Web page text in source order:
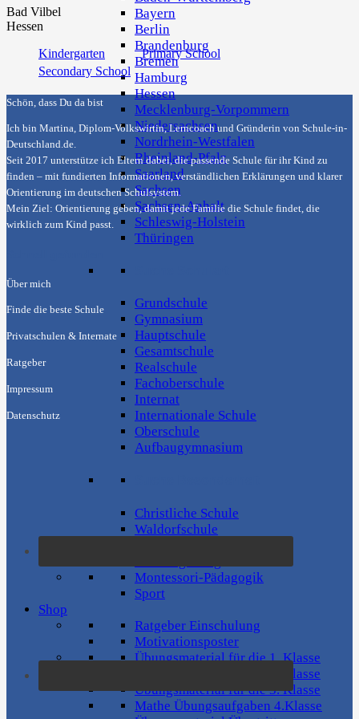
Bayern
Berlin
Brandenburg
Bremen
Hamburg
Hessen
Mecklenburg-Vorpommern
Niedersachsen
Nordrhein-Westfalen
Rheinland-Pfalz
Saarland
Sachsen
Sachsen-Anhalt
Schleswig-Holstein
Thüringen
Grundschule
Gymnasium
Hauptschule
Gesamtschule
Realschule
Fachoberschule
Internat
Internationale Schule
Oberschule
Aufbaugymnasium
Christliche Schule
Waldorfschule
Montessori-Pädagogik
Sport
Shop
Ratgeber Einschulung
Motivationsposter
Übungsmaterial für die 1. Klasse
Übungsmaterial für die 2. Klasse
Übungsmaterial für die 3. Klasse
Mathe Übungsaufgaben 4.Klasse
Bad Vilbel
Hessen
Kindergarten
Primary School
Secondary School
Schön, dass Du da bist
Ich bin Martina, Diplom-Volkswirtin, Lerncoach und Gründerin von Schule-in-
Deutschland.de.
Seit 2017 unterstütze ich Eltern dabei, die passende Schule für ihr Kind zu
finden – mit fundierten Informationen, verständlichen Erklärungen und klarer
Orientierung im deutschen Schulsystem.
Mein Ziel: Orientierung geben, damit jede Familie die Schule findet, die
wirklich zum Kind passt.
Über mich
Finde die beste Schule
Privatschulen & Internate
Ratgeber
Impressum
Datenschutz